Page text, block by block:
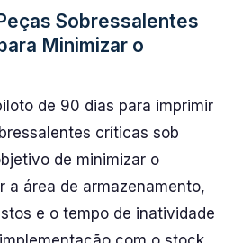
Sobressalentes
Minimizar o
de 90 dias para imprimir
críticas sob
de minimizar o
a área de armazenamento,
e o tempo de inatividade